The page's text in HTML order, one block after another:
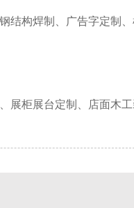
结构焊制、广告字定制
展柜展台定制、店面木